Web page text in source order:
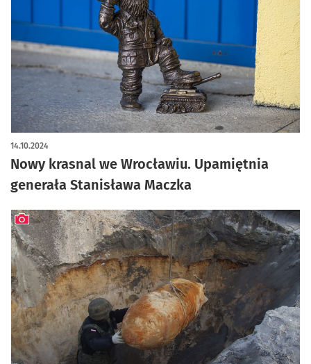
Nowy krasnal we Wrocławiu. Upamiętnia
generała Stanisława Maczka
14.10.2024
artykuł z galerią zdjęć